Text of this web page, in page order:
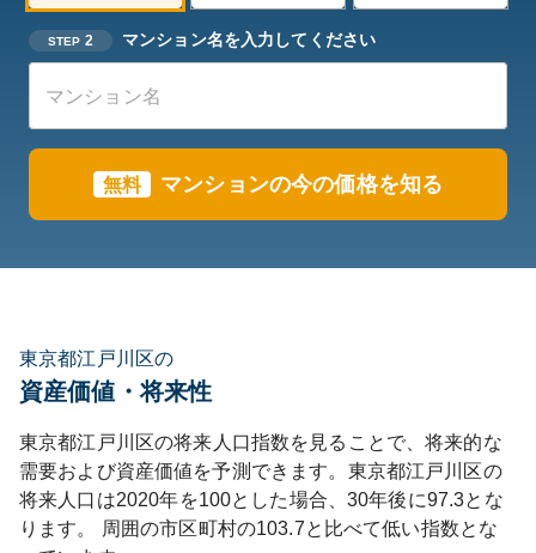
STEP 2 マンション名を入力してください
無料 マンションの今の価格を知る
東京都江戸川区の
資産価値・将来性
東京都江戸川区の将来人口指数を見ることで、将来的な
需要および資産価値を予測できます。 東京都江戸川区の
将来人口は2020年を100とした場合、30年後に97.3とな
ります。
周囲の市区町村の103.7と比べて低い指数とな